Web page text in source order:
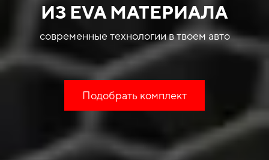
ИЗ EVA МАТЕРИАЛА
современные технологии в твоем авто
Подобрать комплект